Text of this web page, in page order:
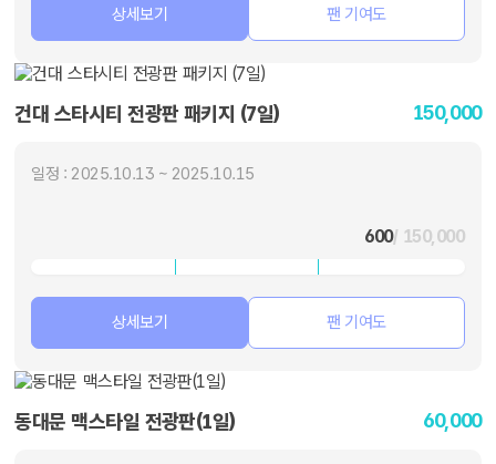
상세보기 팬 기여도
건대 스타시티 전광판 패키지 (7일) 150,000
일정 : 2025.10.13 ~ 2025.10.15
600/ 150,000
상세보기 팬 기여도
동대문 맥스타일 전광판(1일) 60,000